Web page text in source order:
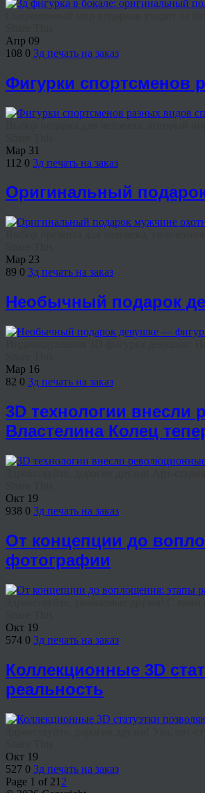
Апр 09
108 0 3д печать на заказ
Фигурки спортсменов
Мар 31
112 0 3д печать на заказ
Оригинальный
Мар 23
89 0 3д печать на заказ
Необычный подарок
Мар 16
82 0 3д печать на заказ
3D технологии
Властелина Колец
Окт 19
938 0 3д печать на заказ
От концепции до
фотографии
Окт 19
574 0 3д печать на заказ
Коллекционные 3D
реальность
Окт 19
527 0 3д печать на заказ
Page 1 of 21 2